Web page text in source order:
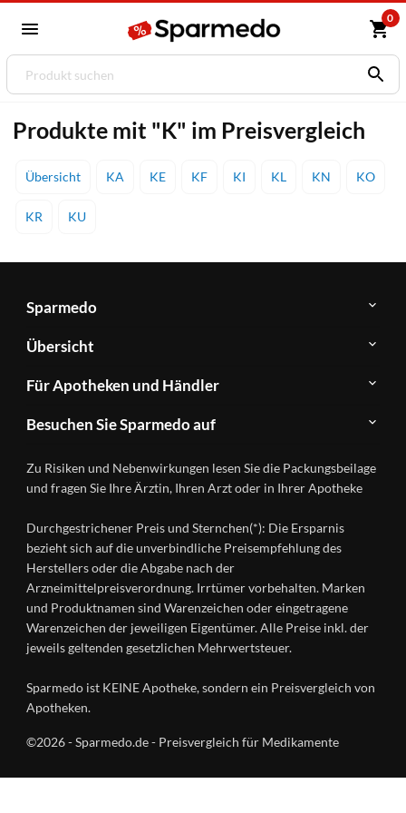
0
Produkte mit "K" im Preisvergleich
Übersicht KA KE KF KI KL KN KO
KR KU
Sparmedo
Über
Sparmedo
FAQ
Kontakt
Datenschutz
Nutzungsbedingungen
Übersicht
Herstellerverzeichnis
Produkte
A-
Ratgeber
Wirkstoffe
Gesundheitsmagazin
Für Apotheken und Händler
&
Händlerlogin
Besuchen Sie Sparmedo auf
Instagram
Zu Risiken und Nebenwirkungen lesen Sie die Packungsbeilage
und fragen Sie Ihre Ärztin, Ihren Arzt oder in Ihrer Apotheke
Durchgestrichener Preis und Sternchen(*): Die Ersparnis
bezieht sich auf die unverbindliche Preisempfehlung des
Herstellers oder die Abgabe nach der
Arzneimittelpreisverordnung. Irrtümer vorbehalten. Marken
und Produktnamen sind Warenzeichen oder eingetragene
Warenzeichen der jeweiligen Eigentümer. Alle Preise inkl. der
jeweils geltenden gesetzlichen Mehrwertsteuer.
Sparmedo ist KEINE Apotheke, sondern ein Preisvergleich von
Apotheken.
©2026 - Sparmedo.de - Preisvergleich für Medikamente